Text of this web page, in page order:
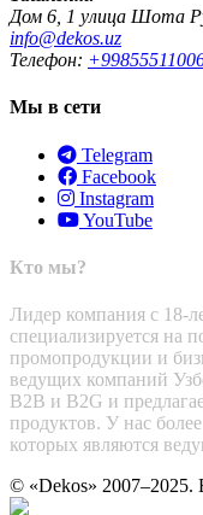
Дом 6, 1 улица Шота
info@dekos.uz
Телефон:
Мы в сети
Telegram
Facebook
Instagram
YouTube
Кто мы?
Лидер компания с 18-
специализируется на
промопродукции и
ведущих компаний
B2B и B2G и
продуктов. У нас
которых являются
© «Dekos»